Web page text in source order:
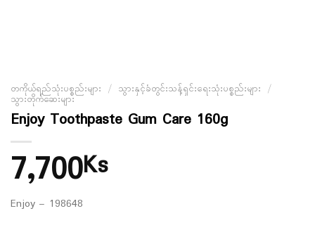
တကိုယ်ရည်သုံးပစ္စည်းများ / သွားနှင့်ခံတွင်းသန့်ရှင်းရေးသုံးပစ္စည်းများ /
သွားတိုက်ဆေးများ
Enjoy Toothpaste Gum Care 160g
7,700Ks
Enjoy – 198648